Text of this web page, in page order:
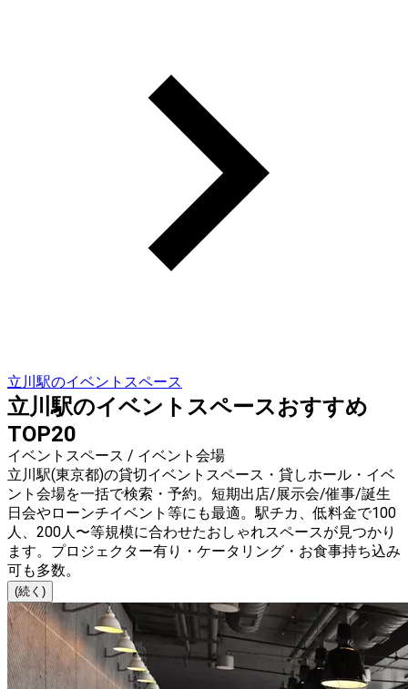
立川駅のイベントスペース
立川駅のイベントスペースおすすめ
TOP20
イベントスペース / イベント会場
立川駅(東京都)の貸切イベントスペース・貸しホール・イベ
ント会場を一括で検索・予約。短期出店/展示会/催事/誕生
日会やローンチイベント等にも最適。駅チカ、低料金で100
人、200人〜等規模に合わせたおしゃれスペースが見つかり
ます。プロジェクター有り・ケータリング・お食事持ち込み
可も多数。
(続く)